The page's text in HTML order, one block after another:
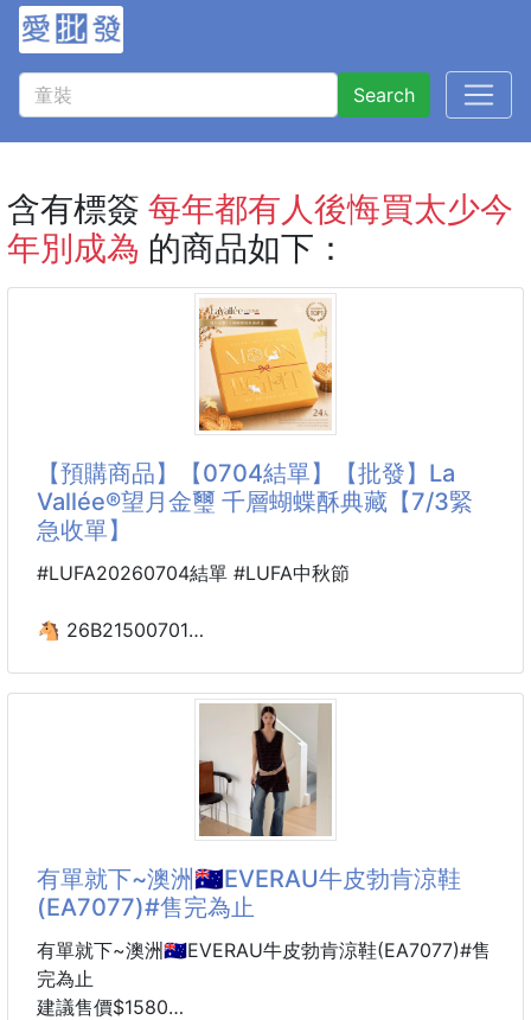
Search
含有標簽 每年都有人後悔買太少今
年別成為 的商品如下：
【預購商品】【0704結單】【批發】La
Vallée®望月金璽 千層蝴蝶酥典藏【7/3緊
急收單】
#LUFA20260704結單 #LUFA中秋節
🐴 26B21500701
※廠商控價…零售價不可低於$259
送禮的差距，從打開禮盒那一刻開始💖
#一年只等這一次#中秋限定生產#每年都有人後悔買太
少今年別成為其中之一
這盒你不搶真的會哭‼️今年中秋誰要是再送那種黏糊糊
有單就下~澳洲🇦🇺EVERAU牛皮勃肯涼鞋
(EA7077)#售完為止
有單就下~澳洲🇦🇺EVERAU牛皮勃肯涼鞋(EA7077)#售
完為止
建議售價$1580